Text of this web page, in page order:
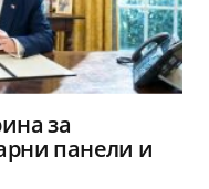
за
панели и